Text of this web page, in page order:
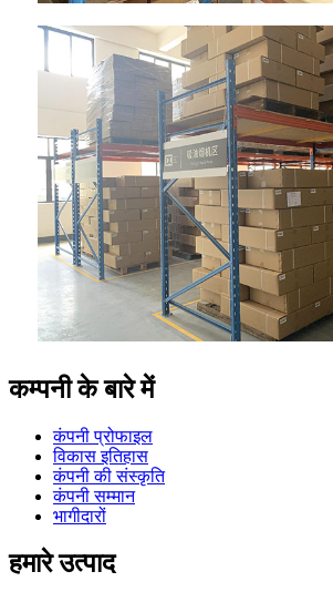
कम्पनी के बारे में
कंपनी प्रोफाइल
विकास इतिहास
कंपनी की संस्कृति
कंपनी सम्मान
भागीदारों
हमारे उत्पाद